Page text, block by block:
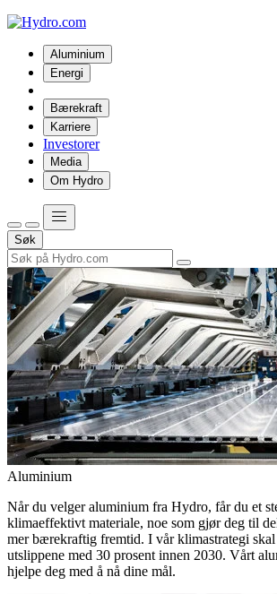
Aluminium
Energi
Bærekraft
Karriere
Investorer
Media
Om Hydro
Søk
Aluminium
Når du velger aluminium fra Hydro, får du et
klimaeffektivt materiale, noe som gjør deg til
mer bærekraftig fremtid. I vår klimastrategi
utslippene med 30 prosent innen 2030. Vårt
hjelpe deg med å nå dine mål.